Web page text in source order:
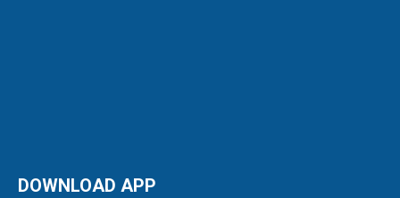
DOWNLOAD APP